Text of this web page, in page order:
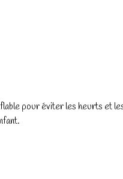
pour éviter les heurts et